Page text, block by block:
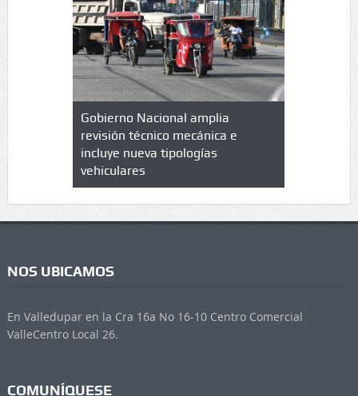
en
Gobierno Nacional amplia
revisión técnico mecánica e
incluye nueva tipologías
vehiculares
Qué es
NOS UBICAMOS
En Valledupar en la Cra 16a No 16-10 Centro Comercial
ValleCentro Local 26.
COMUNÍQUESE